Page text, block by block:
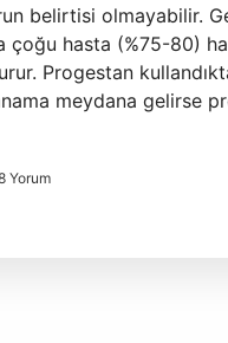
belirtisi olmayabilir.
çoğu hasta (%75-80)
Progestan
meydana gelirse
Yorum